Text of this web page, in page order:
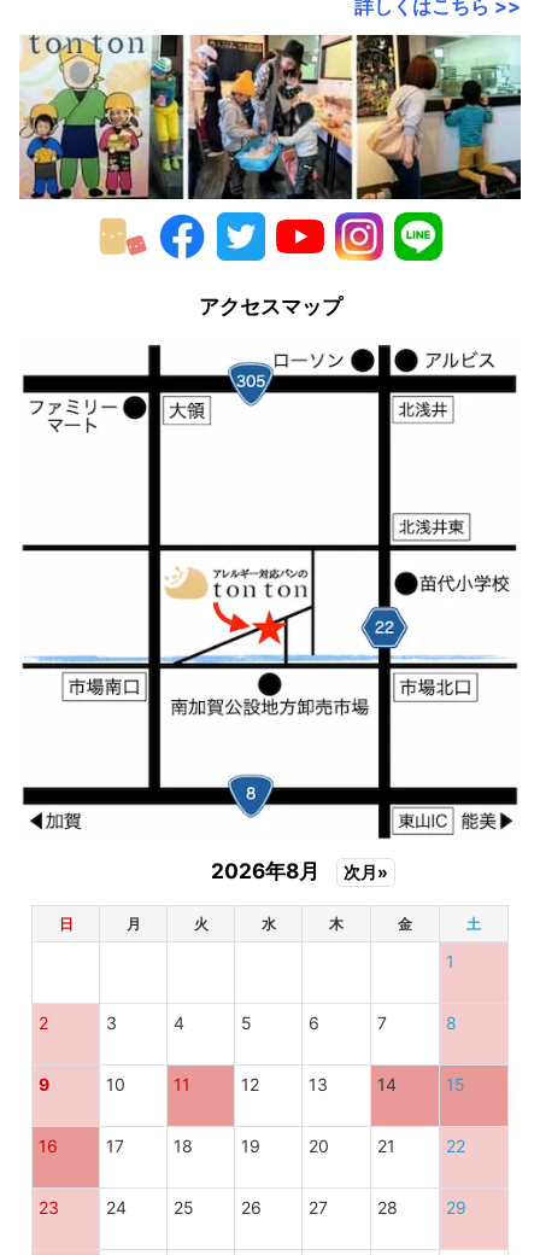
2016年
2015年
2014年
詳しくはこちら >>
アクセスマップ
2026年8月 次月»
日 月 火 水 木 金 土
1
2 3 4 5 6 7 8
9 10 11 12 13 14 15
16 17 18 19 20 21 22
23 24 25 26 27 28 29